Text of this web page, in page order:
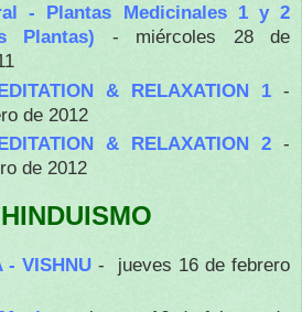
- Plantas Medicinales 1 y 2
Plantas) - miércoles 28 de
& RELAXATION 1 -
de 2012
& RELAXATION 2 -
de 2012
- VISHNU - jueves 16 de febrero